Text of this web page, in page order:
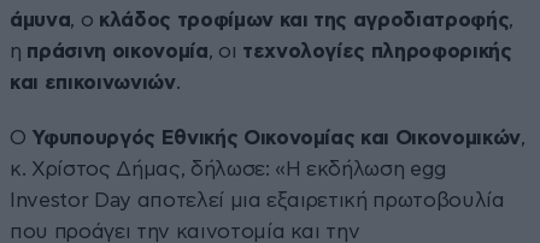
άμυνα, ο κλάδος τροφίμων και της αγροδιατροφής,
η πράσινη οικονομία, οι τεχνολογίες πληροφορικής
και επικοινωνιών.
Ο Υφυπουργός Εθνικής Οικονομίας και Οικονομικών,
κ. Χρίστος Δήμας, δήλωσε: «Η εκδήλωση egg
Investor Day αποτελεί μια εξαιρετική πρωτοβουλία
που προάγει την καινοτομία και την